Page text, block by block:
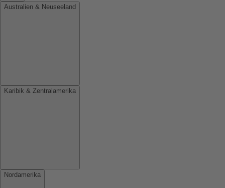
Australien & Neuseeland
Karibik & Zentralamerika
Nordamerika